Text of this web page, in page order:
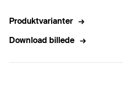
Produktvarianter
Download billede